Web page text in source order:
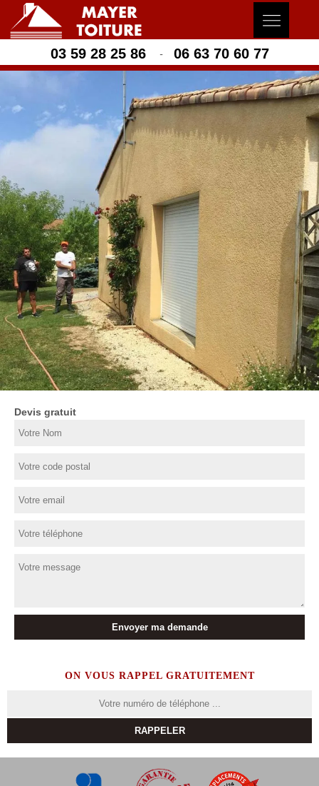
03 59 28 25 86 - 06 63 70 60 77
Devis gratuit
ON VOUS RAPPEL GRATUITEMENT